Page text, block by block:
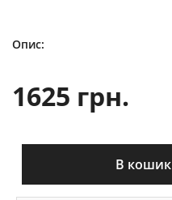
Опис:
1625 грн.
В кошик